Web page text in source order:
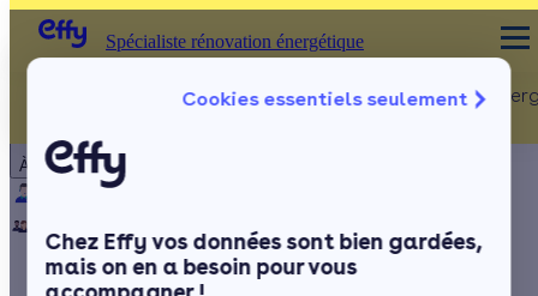
Cookies essentiels seulement
Chez Effy vos données sont bien gardées,
mais on en a besoin pour vous
À propos
Notre équipe
Rejoignez-nous Presse
Spécialiste rénovation énergétique Rénovation
Murs
Spécialiste rénovation énergétique